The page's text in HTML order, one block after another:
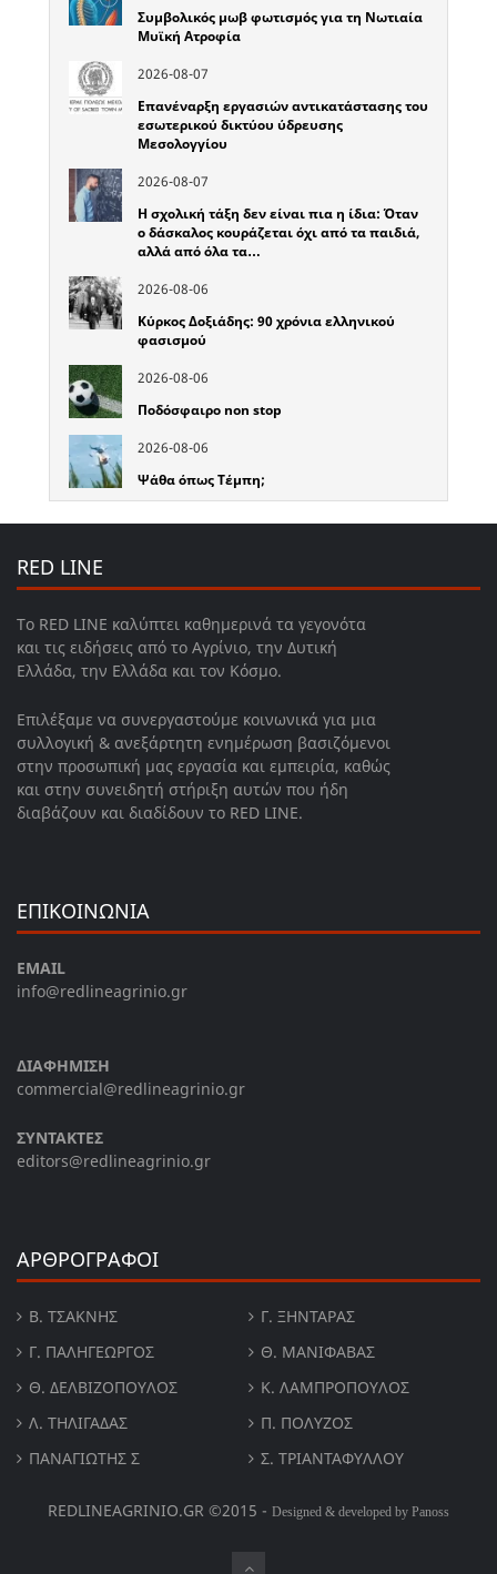
Συμβολικός μωβ φωτισμός για τη Νωτιαία
Μυϊκή Ατροφία
2026-08-07
Επανέναρξη εργασιών αντικατάστασης του
εσωτερικού δικτύου ύδρευσης
Μεσολογγίου
2026-08-07
Η σχολική τάξη δεν είναι πια η ίδια: Όταν
ο δάσκαλος κουράζεται όχι από τα παιδιά,
αλλά από όλα τα…
2026-08-06
Κύρκος Δοξιάδης: 90 χρόνια ελληνικού
φασισμού
2026-08-06
Ποδόσφαιρο non stop
2026-08-06
Ψάθα όπως Τέμπη;
RED LINE
Το RED LINE καλύπτει καθημερινά τα γεγονότα
και τις ειδήσεις από το Αγρίνιο, την Δυτική
Ελλάδα, την Ελλάδα και τον Κόσμο.
Επιλέξαμε να συνεργαστούμε κοινωνικά για μια
συλλογική & ανεξάρτητη ενημέρωση βασιζόμενοι
στην προσωπική μας εργασία και εμπειρία, καθώς
και στην συνειδητή στήριξη αυτών που ήδη
διαβάζουν και διαδίδουν το RED LINE.
ΕΠΙΚΟΙΝΩΝΙΑ
EMAIL
info@redlineagrinio.gr
ΔΙΑΦΗΜΙΣΗ
commercial@redlineagrinio.gr
ΣΥΝΤΑΚΤΕΣ
editors@redlineagrinio.gr
ΑΡΘΡΟΓΡΑΦΟΙ
Β. ΤΣΆΚΝΗΣ
Γ. ΞΗΝΤΆΡΑΣ
Γ. ΠΑΛΗΓΕΏΡΓΟΣ
Θ. ΜΑΝΙΦΑΒΑΣ
Θ. ΔΕΛΒΙΖΌΠΟΥΛΟΣ
Κ. ΛΑΜΠΡΟΠΟΥΛΟΣ
Λ. ΤΗΛΙΓΑΔΑΣ
Π. ΠΟΛΎΖΟΣ
ΠΑΝΑΓΙΏΤΗΣ Σ
Σ. ΤΡΙΑΝΤΑΦΥΛΛΟΥ
REDLINEAGRINIO.GR ©2015 - Designed & developed by Panoss